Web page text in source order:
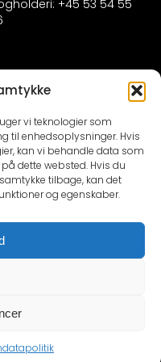
vi teknologier som
til enhedsoplysninger. Hvis
kan vi behandle data som
dette websted. Hvis du
tilbage, kan det
og egenskaber.
+45 53 54 55
kontakt om at vi skal